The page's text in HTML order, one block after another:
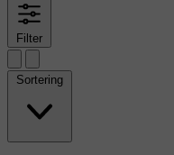
Filter
Sortering